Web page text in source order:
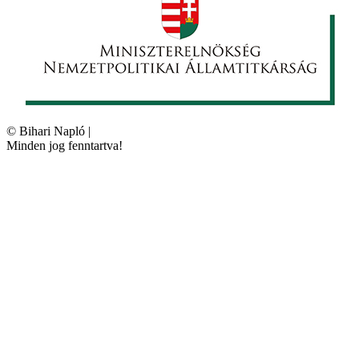
© Bihari Napló |
Minden jog fenntartva!